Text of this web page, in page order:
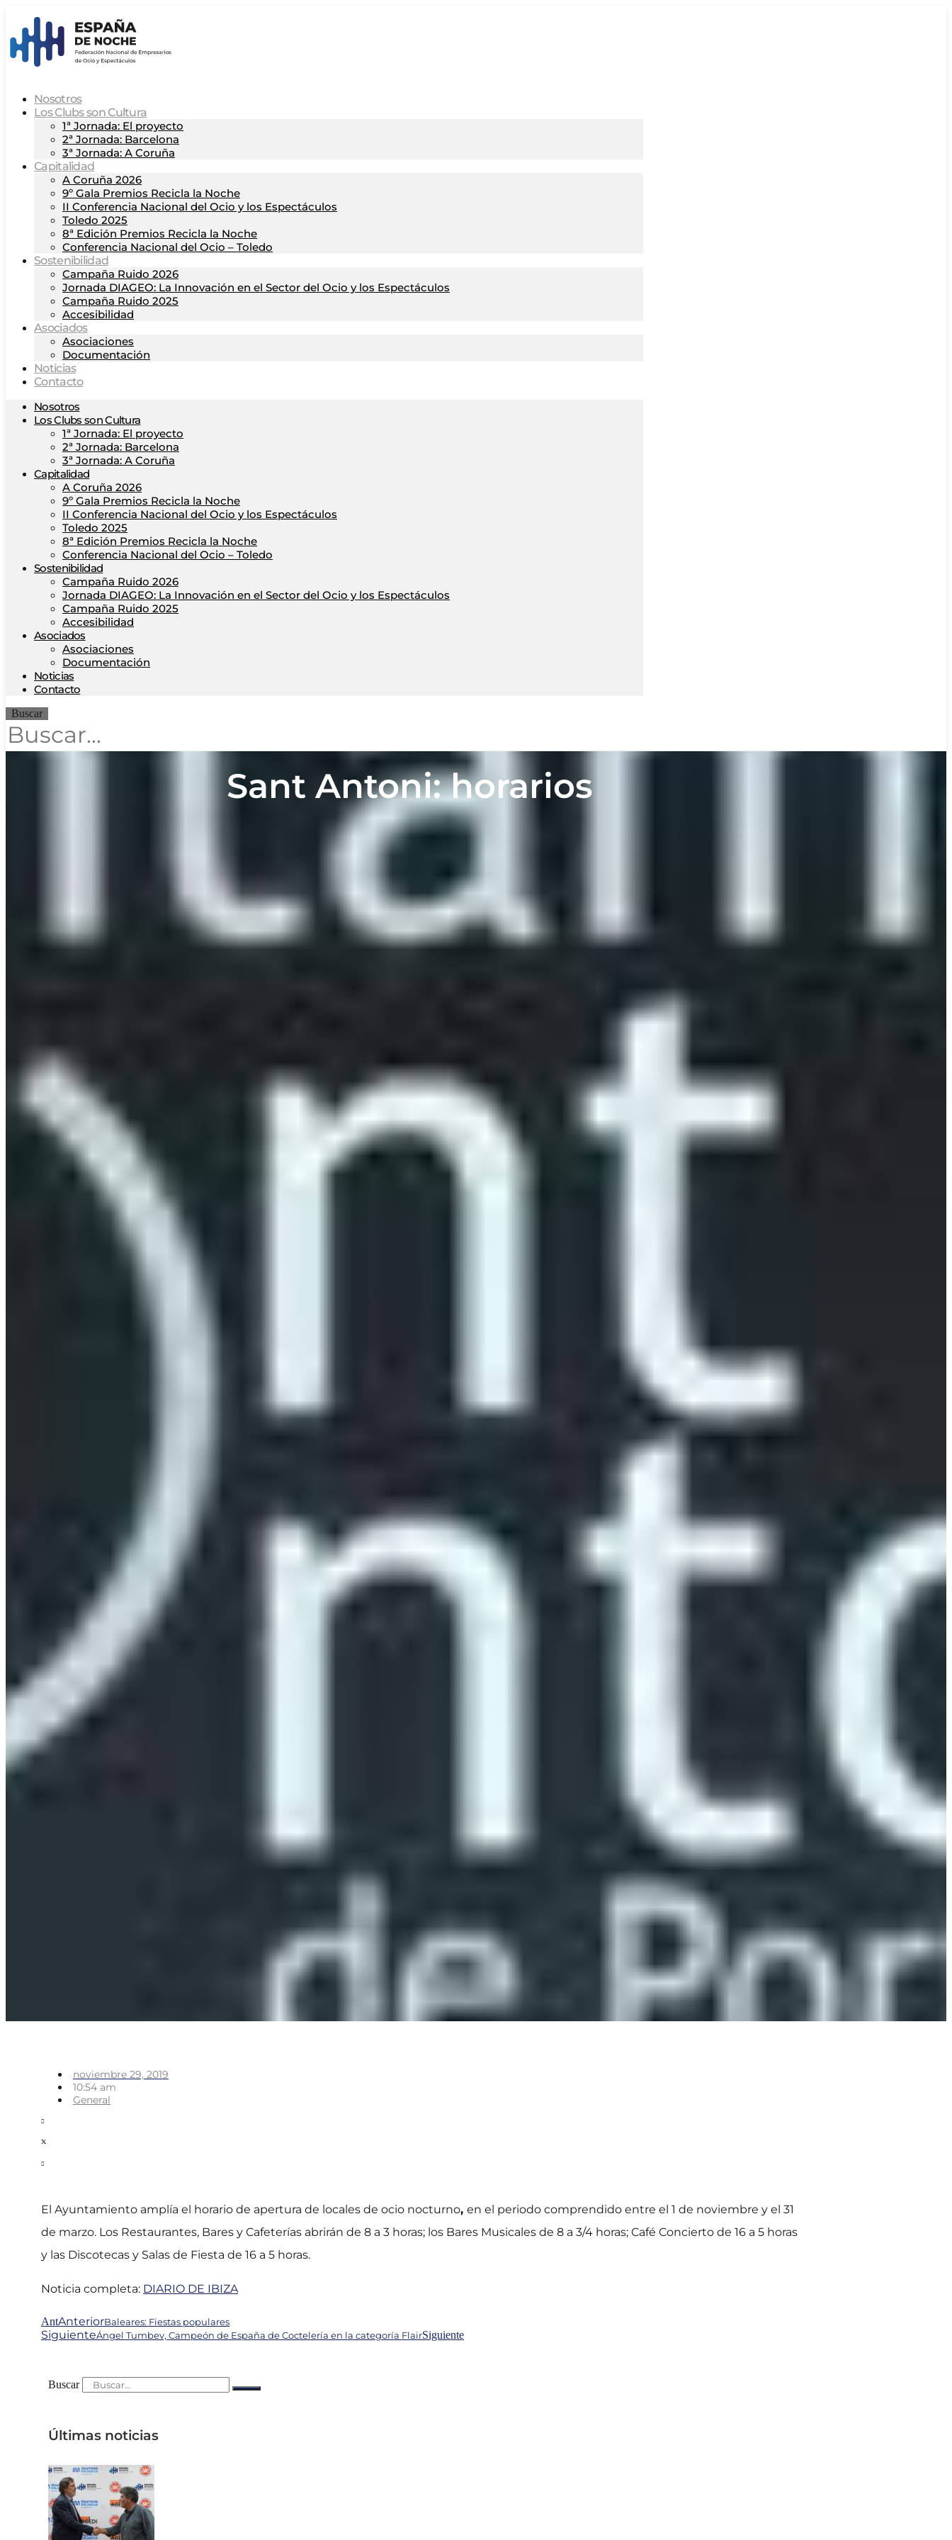
Nosotros
Los Clubs son Cultura
1ª Jornada: El proyecto
2ª Jornada: Barcelona
3ª Jornada: A Coruña
Capitalidad
A Coruña 2026
9º Gala Premios Recicla la Noche
II Conferencia Nacional del Ocio y los Espectáculos
Toledo 2025
8ª Edición Premios Recicla la Noche
Conferencia Nacional del Ocio – Toledo
Sostenibilidad
Campaña Ruido 2026
Jornada DIAGEO: La Innovación en el Sector del Ocio y los Espectáculos
Campaña Ruido 2025
Accesibilidad
Asociados
Asociaciones
Documentación
Noticias
Contacto
Nosotros
Los Clubs son Cultura
1ª Jornada: El proyecto
2ª Jornada: Barcelona
3ª Jornada: A Coruña
Capitalidad
A Coruña 2026
9º Gala Premios Recicla la Noche
II Conferencia Nacional del Ocio y los Espectáculos
Toledo 2025
8ª Edición Premios Recicla la Noche
Conferencia Nacional del Ocio – Toledo
Sostenibilidad
Campaña Ruido 2026
Jornada DIAGEO: La Innovación en el Sector del Ocio y los Espectáculos
Campaña Ruido 2025
Accesibilidad
Asociados
Asociaciones
Documentación
Noticias
Contacto
Buscar
Sant Antoni: horarios
noviembre 29, 2019
10:54 am
General
El Ayuntamiento amplía el horario de apertura de locales de ocio nocturno, en el periodo comprendido entre el 1 de noviembre y el 31
de marzo. Los Restaurantes, Bares y Cafeterías abrirán de 8 a 3 horas; los Bares Musicales de 8 a 3/4 horas; Café Concierto de 16 a 5 horas
y las Discotecas y Salas de Fiesta de 16 a 5 horas.
Noticia completa: DIARIO DE IBIZA
AntAnteriorBaleares: Fiestas populares
SiguienteÁngel Tumbev, Campeón de España de Coctelería en la categoría FlairSiguiente
Buscar
Últimas noticias